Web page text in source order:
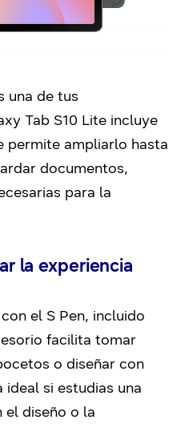
una de tus
Tab S10 Lite incluye
permite ampliarlo hasta
documentos,
para la
la experiencia
el S Pen, incluido
facilita tomar
o diseñar con
si estudias una
el diseño o la